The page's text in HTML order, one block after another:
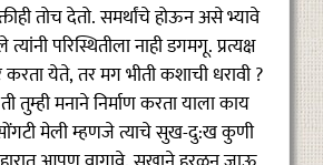
तोच देतो. समर्थांचे होऊन असे भ्यावे
परिस्थितीला नाही डगमगू. प्रत्यक्ष
येते, तर मग भीती कशाची धरावी ?
तुम्ही मनाने निर्माण करता याला काय
मेली म्हणजे त्याचे सुख-दु:ख कुणी